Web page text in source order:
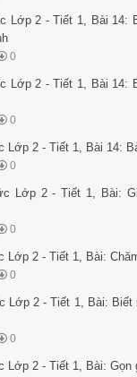
Lớp 2 - Tiết 1, Bài 14:
0
Lớp 2 - Tiết 1, Bài 14:
0
Lớp 2 - Tiết 1, Bài 14:
0
Lớp 2 - Tiết 1, Bài:
0
Lớp 2 - Tiết 1, Bài:
0
Lớp 2 - Tiết 1, Bài: Biết
0
Lớp 2 - Tiết 1, Bài: Gọn